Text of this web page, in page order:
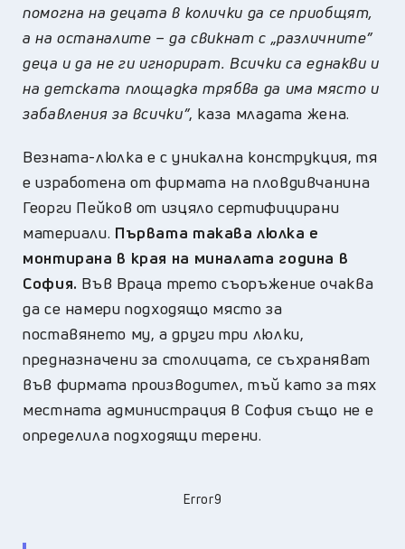
помогна на децата в колички да се приобщят,
а на останалите – да свикнат с „различните”
деца и да не ги игнорират. Всички са еднакви и
на детската площадка трябва да има място и
забавления за всички”, каза младата жена.
Везната-люлка е с уникална конструкция, тя
е изработена от фирмата на пловдивчанина
Георги Пейков от изцяло сертифицирани
материали. Първата такава люлка е
монтирана в края на миналата година в
София. Във Враца трето съоръжение очаква
да се намери подходящо място за
поставянето му, а други три люлки,
предназначени за столицата, се съхраняват
във фирмата производител, тъй като за тях
местната администрация в София също не е
определила подходящи терени.
Error9